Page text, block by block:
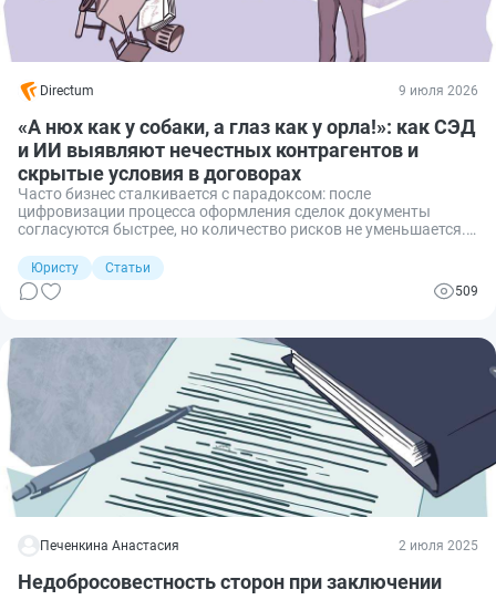
Directum 9 июля 2026
«А нюх как у собаки, а глаз как у орла!»: как СЭД
и ИИ выявляют нечестных контрагентов и
скрытые условия в договорах
Часто бизнес сталкивается с парадоксом: после
цифровизации процесса оформления сделок документы
согласуются быстрее, но количество рисков не уменьшается.
защиту. Следующий шаг — не просто «двигать» договоры по
маршруту, а встроить в этот процесс фильтр, который будет
отсекать угрозы.
Юристу
Статьи
509
Печенкина Анастасия 2 июля 2025
Недобросовестность сторон при заключении